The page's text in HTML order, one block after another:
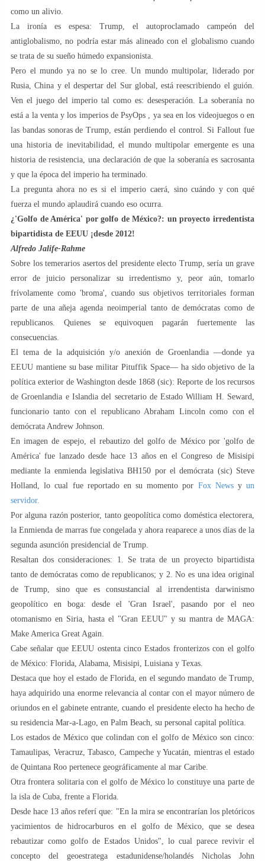
como un alivio.
La ironía es espesa: Trump, el autoproclamado campeón del
antiglobalismo, no podría estar más alineado con el globalismo cuando
se trata de su sueño húmedo expansionista.
Pero el mundo ya no se lo cree. Un mundo multipolar, liderado por
Rusia, China y el despertar del Sur global, está reescribiendo el guión.
Ven el juego del imperio tal como es: desesperación. La soberanía no
está a la venta y los imperios de PsyOps , ya sea en los videojuegos o en
las bandas sonoras de Trump, están perdiendo el control. Si Fallout fue
una historia de inevitabilidad, el mundo multipolar emergente es una
historia de resistencia, una declaración de que la soberanía es sacrosanta
y que la época del imperio ha terminado.
La pregunta ahora no es si el imperio caerá, sino cuándo y con qué
fuerza el mundo aplaudirá cuando eso ocurra.
¿'Golfo de América' por golfo de México?: un proyecto irredentista
bipartidista de EEUU ¡desde 2012!
Alfredo Jalife-Rahme
Sobre los temerarios asertos del presidente electo Trump, sería un grave
error de juicio personalizar su irredentismo y, peor aún, tomarlo
frívolamente como 'broma', cuando sus objetivos territoriales forman
parte de una añeja agenda neoimperial tanto de demócratas como de
republicanos. Quienes se equivoquen pagarán fuertemente las
consecuencias.
El tema de la adquisición y/o anexión de Groenlandia —donde ya
EEUU mantiene su base militar Pituffik Space— ha sido objetivo de la
política exterior de Washington desde 1868 (sic): Reporte de los recursos
de Groenlandia e Islandia del secretario de Estado William H. Seward,
funcionario tanto con el republicano Abraham Lincoln como con el
demócrata Andrew Johnson.
En imagen de espejo, el rebautizo del golfo de México por 'golfo de
América' fue lanzado desde hace 13 años en el Congreso de Misisipi
mediante la enmienda legislativa BH150 por el demócrata (sic) Steve
Holland, lo cual fue reportado en su momento por Fox Newsyun
servidor.
Por alguna razón posterior, tanto geopolítica como doméstica electorera,
la Enmienda de marras fue congelada y ahora reaparece a unos días de la
segunda asunción presidencial de Trump.
Resaltan dos consideraciones: 1. Se trata de un proyecto bipartidista
tanto de demócratas como de republicanos; y 2. No es una idea original
de Trump, sino que es consustancial al irrendentista darwinismo
geopolítico en boga: desde el 'Gran Israel', pasando por el neo
otomanismo en Siria, hasta el "Gran EEUU" y su mantra de MAGA:
Make America Great Again.
Cabe señalar que EEUU ostenta cinco Estados fronterizos con el golfo
de México: Florida, Alabama, Misisipi, Luisiana y Texas.
Destaca que hoy el estado de Florida, en el segundo mandato de Trump,
haya adquirido una enorme relevancia al contar con el mayor número de
oriundos en el gabinete entrante, cuando el presidente electo ha hecho de
su residencia Mar-a-Lago, en Palm Beach, su personal capital política.
Los estados de México que colindan con el golfo de México son cinco:
Tamaulipas, Veracruz, Tabasco, Campeche y Yucatán, mientras el estado
de Quintana Roo pertenece geográficamente al mar Caribe.
Otra frontera solitaria con el golfo de México lo constituye una parte de
la isla de Cuba, frente a Florida.
Desde hace 13 años referí que: "En la mira se encontrarían los pletóricos
yacimientos de hidrocarburos en el golfo de México, que se desea
rebautizar como golfo de Estados Unidos", lo cual parece revivir el
concepto del geoestratega estadunidense/holandés Nicholas John